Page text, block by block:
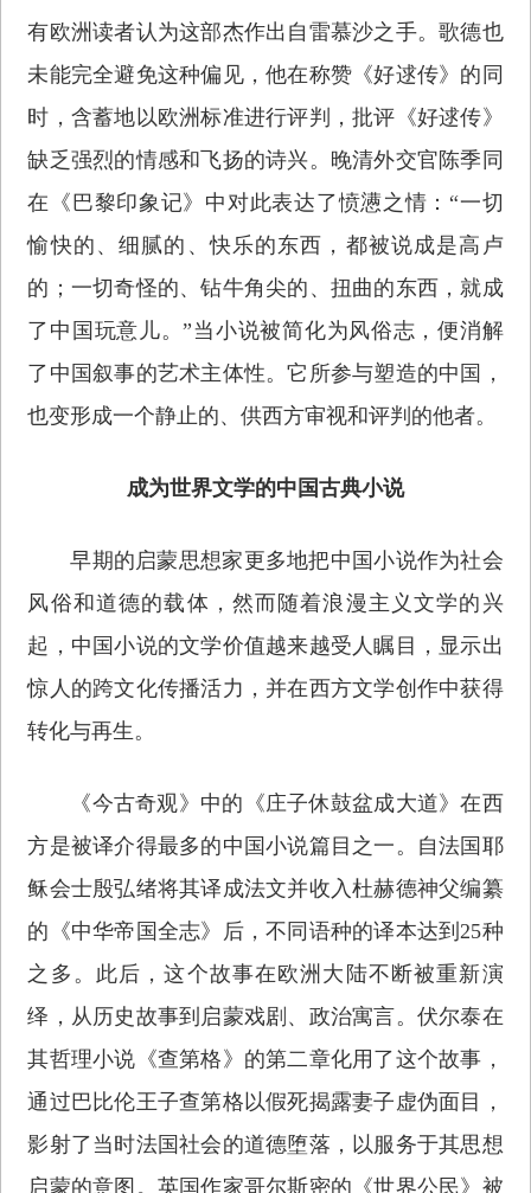
有欧洲读者认为这部杰作出自雷慕沙之手。歌德也
未能完全避免这种偏见，他在称赞《好逑传》的同
时，含蓄地以欧洲标准进行评判，批评《好逑传》
缺乏强烈的情感和飞扬的诗兴。晚清外交官陈季同
在《巴黎印象记》中对此表达了愤懑之情：“一切
愉快的、细腻的、快乐的东西，都被说成是高卢
的；一切奇怪的、钻牛角尖的、扭曲的东西，就成
了中国玩意儿。”当小说被简化为风俗志，便消解
了中国叙事的艺术主体性。它所参与塑造的中国，
也变形成一个静止的、供西方审视和评判的他者。
成为世界文学的中国古典小说
早期的启蒙思想家更多地把中国小说作为社会
风俗和道德的载体，然而随着浪漫主义文学的兴
起，中国小说的文学价值越来越受人瞩目，显示出
惊人的跨文化传播活力，并在西方文学创作中获得
转化与再生。
《今古奇观》中的《庄子休鼓盆成大道》在西
方是被译介得最多的中国小说篇目之一。自法国耶
稣会士殷弘绪将其译成法文并收入杜赫德神父编纂
的《中华帝国全志》后，不同语种的译本达到25种
之多。此后，这个故事在欧洲大陆不断被重新演
绎，从历史故事到启蒙戏剧、政治寓言。伏尔泰在
其哲理小说《查第格》的第二章化用了这个故事，
通过巴比伦王子查第格以假死揭露妻子虚伪面目，
影射了当时法国社会的道德堕落，以服务于其思想
启蒙的意图。英国作家哥尔斯密的《世界公民》被